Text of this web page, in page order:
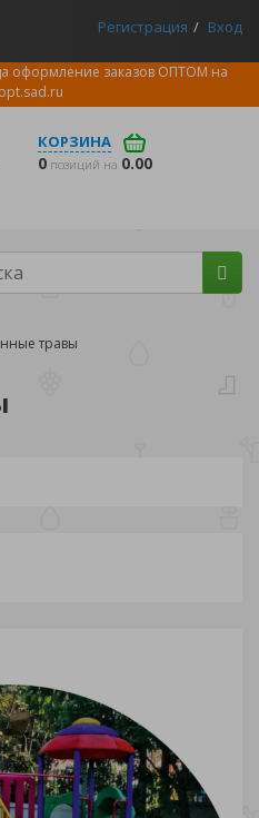
Регистрация Вход
оформление заказов ОПТОМ на
opt.sad.ru
КОРЗИНА
0 позиций на 0.00
травы
21 797